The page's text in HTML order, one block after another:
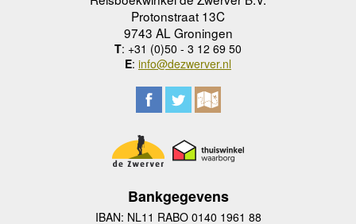
Protonstraat 13C
9743 AL Groningen
T: +31 (0)50 - 3 12 69 50
E: info@dezwerver.nl
Bankgegevens
IBAN: NL11 RABO 0140 1961 88